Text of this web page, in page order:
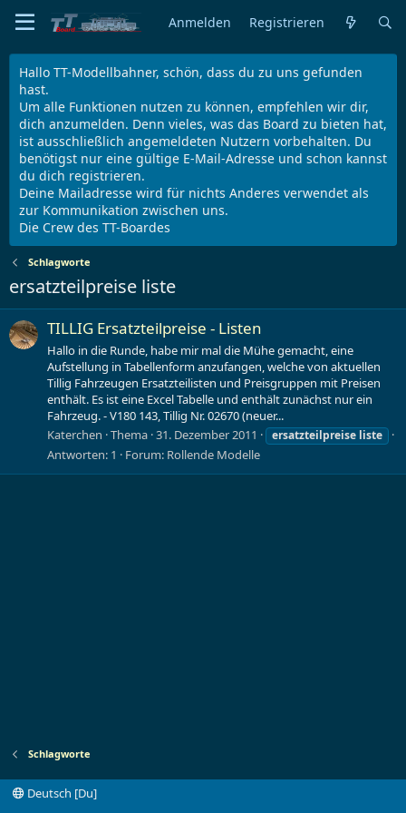
Anmelden Registrieren
Hallo TT-Modellbahner, schön, dass du zu uns gefunden
hast.
Um alle Funktionen nutzen zu können, empfehlen wir dir,
dich anzumelden. Denn vieles, was das Board zu bieten hat,
ist ausschließlich angemeldeten Nutzern vorbehalten. Du
benötigst nur eine gültige E-Mail-Adresse und schon kannst
du dich registrieren.
Deine Mailadresse wird für nichts Anderes verwendet als
zur Kommunikation zwischen uns.
Die Crew des TT-Boardes
Schlagworte
ersatzteilpreise liste
TILLIG Ersatzteilpreise - Listen
Hallo in die Runde, habe mir mal die Mühe gemacht, eine
Aufstellung in Tabellenform anzufangen, welche von aktuellen
Tillig Fahrzeugen Ersatzteilisten und Preisgruppen mit Preisen
enthält. Es ist eine Excel Tabelle und enthält zunächst nur ein
Fahrzeug. - V180 143, Tillig Nr. 02670 (neuer...
Katerchen Thema 31. Dezember 2011 ersatzteilpreise liste
Antworten: 1 Forum: Rollende Modelle
Schlagworte
Deutsch [Du]